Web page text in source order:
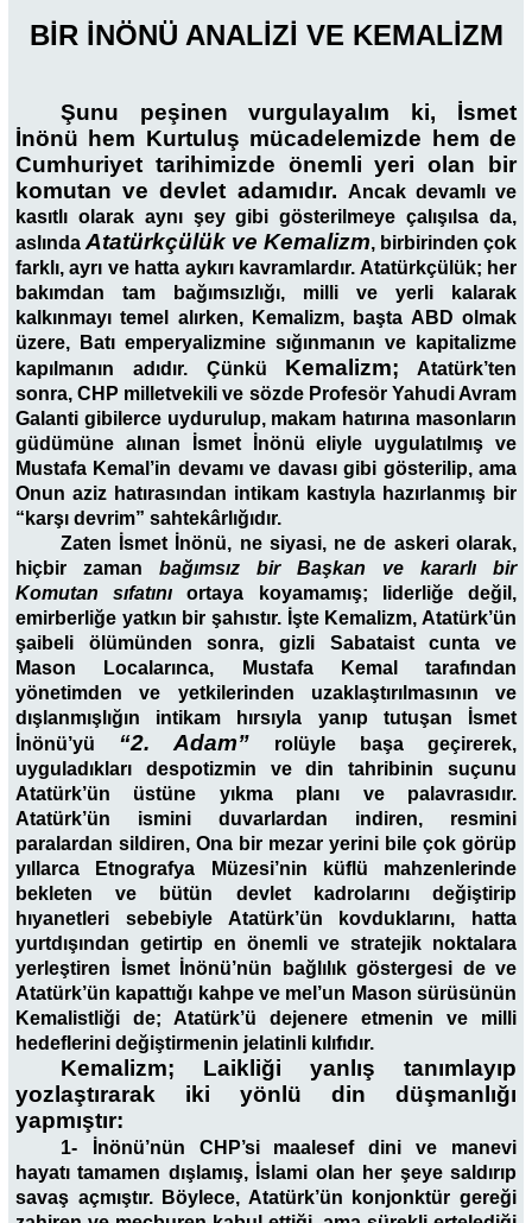
BİR İNÖNÜ ANALİZİ VE KEMALİZM
Şunu peşinen vurgulayalım ki, İsmet
İnönü hem Kurtuluş mücadelemizde hem de
Cumhuriyet tarihimizde önemli yeri olan bir
komutan ve devlet adamıdır. Ancak devamlı ve
kasıtlı olarak aynı şey gibi gösterilmeye çalışılsa da,
aslında Atatürkçülük ve Kemalizm, birbirinden çok
farklı, ayrı ve hatta aykırı kavramlardır. Atatürkçülük; her
bakımdan tam bağımsızlığı, milli ve yerli kalarak
kalkınmayı temel alırken, Kemalizm, başta ABD olmak
üzere, Batı emperyalizmine sığınmanın ve kapitalizme
kapılmanın adıdır. Çünkü Kemalizm; Atatürk’ten
sonra, CHP milletvekili ve sözde Profesör Yahudi Avram
Galanti gibilerce uydurulup, makam hatırına masonların
güdümüne alınan İsmet İnönü eliyle uygulatılmış ve
Mustafa Kemal’in devamı ve davası gibi gösterilip, ama
Onun aziz hatırasından intikam kastıyla hazırlanmış bir
“karşı devrim” sahtekârlığıdır.
Zaten İsmet İnönü, ne siyasi, ne de askeri olarak,
hiçbir zaman bağımsız bir Başkan ve kararlı bir
Komutan sıfatını ortaya koyamamış; liderliğe değil,
emirberliğe yatkın bir şahıstır. İşte Kemalizm, Atatürk’ün
şaibeli ölümünden sonra, gizli Sabataist cunta ve
Mason Localarınca, Mustafa Kemal tarafından
yönetimden ve yetkilerinden uzaklaştırılmasının ve
dışlanmışlığın intikam hırsıyla yanıp tutuşan İsmet
İnönü’yü “2. Adam”
rolüyle başa geçirerek,
uyguladıkları despotizmin ve din tahribinin suçunu
Atatürk’ün üstüne yıkma planı ve palavrasıdır.
Atatürk’ün ismini duvarlardan indiren, resmini
paralardan sildiren, Ona bir mezar yerini bile çok görüp
yıllarca Etnografya Müzesi’nin küflü mahzenlerinde
bekleten ve bütün devlet kadrolarını değiştirip
hıyanetleri sebebiyle Atatürk’ün kovduklarını, hatta
yurtdışından getirtip en önemli ve stratejik noktalara
yerleştiren İsmet İnönü’nün bağlılık göstergesi de ve
Atatürk’ün kapattığı kahpe ve mel’un Mason sürüsünün
Kemalistliği de; Atatürk’ü dejenere etmenin ve milli
hedeflerini değiştirmenin jelatinli kılıfıdır.
Kemalizm; Laikliği yanlış tanımlayıp
yozlaştırarak iki yönlü din düşmanlığı
yapmıştır:
1-
İnönü’nün CHP’si maalesef dini ve manevi
hayatı tamamen dışlamış, İslami olan her şeye saldırıp
savaş açmıştır. Böylece, Atatürk’ün konjonktür gereği